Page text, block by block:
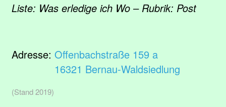
Liste: Was erledige ich Wo – Rubrik: Post
Adresse: Offenbachstraße 159 a
16321 Bernau-Waldsiedlung
(Stand 2019)